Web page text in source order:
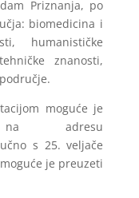
Priznanja, po
biomedicina i
humanističke
znanosti,
moguće je
adresu
s 25. veljače
je preuzeti